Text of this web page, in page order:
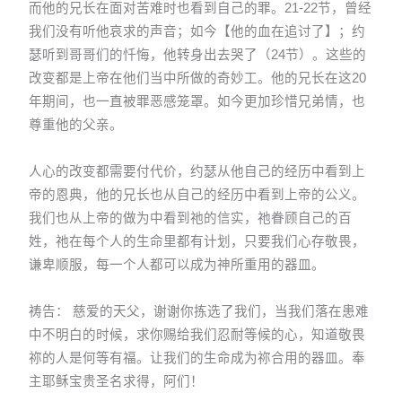
而他的兄长在面对苦难时也看到自己的罪。21-22节，曾经
我们没有听他哀求的声音；如今【他的血在追讨了】；约
瑟听到哥哥们的忏悔，他转身出去哭了（24节）。这些的
改变都是上帝在他们当中所做的奇妙工。他的兄长在这20
年期间，也一直被罪恶感笼罩。如今更加珍惜兄弟情，也
尊重他的父亲。
人心的改变都需要付代价，约瑟从他自己的经历中看到上
帝的恩典，他的兄长也从自己的经历中看到上帝的公义。
我们也从上帝的做为中看到祂的信实，祂眷顾自己的百
姓，祂在每个人的生命里都有计划，只要我们心存敬畏，
谦卑顺服，每一个人都可以成为神所重用的器皿。
祷告： 慈爱的天父，谢谢你拣选了我们，当我们落在患难
中不明白的时候，求你赐给我们忍耐等候的心，知道敬畏
祢的人是何等有福。让我们的生命成为祢合用的器皿。奉
主耶稣宝贵圣名求得，阿们！